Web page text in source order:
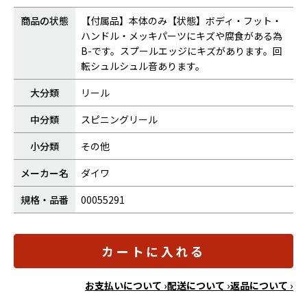
商品の状態
【付属品】本体のみ【状態】ボディ・フット・
ハンドル・メッキパーツにキズや腐食がある為
B-です。スプールエッジにキズがあります。回
転シュルシュル音あります。
大分類
リール
中分類
スピニングリール
小分類
その他
メーカー名
ダイワ
規格・品番
00055291
カートに入れる
お支払いについて ›配送について ›返品について ›